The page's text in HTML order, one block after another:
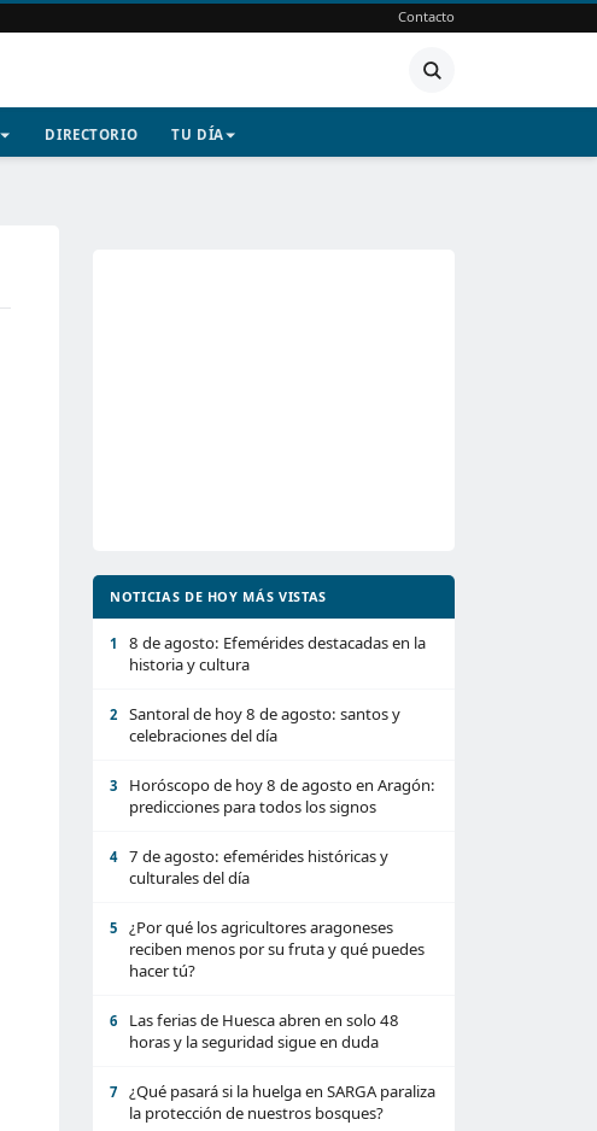
Contacto
DIRECTORIO TU DÍA
NOTICIAS DE HOY MÁS VISTAS
1
8 de agosto: Efemérides destacadas en la
historia y cultura
2
Santoral de hoy 8 de agosto: santos y
celebraciones del día
3
Horóscopo de hoy 8 de agosto en Aragón:
predicciones para todos los signos
4
7 de agosto: efemérides históricas y
culturales del día
5
¿Por qué los agricultores aragoneses
reciben menos por su fruta y qué puedes
hacer tú?
6
Las ferias de Huesca abren en solo 48
horas y la seguridad sigue en duda
7
¿Qué pasará si la huelga en SARGA paraliza
la protección de nuestros bosques?